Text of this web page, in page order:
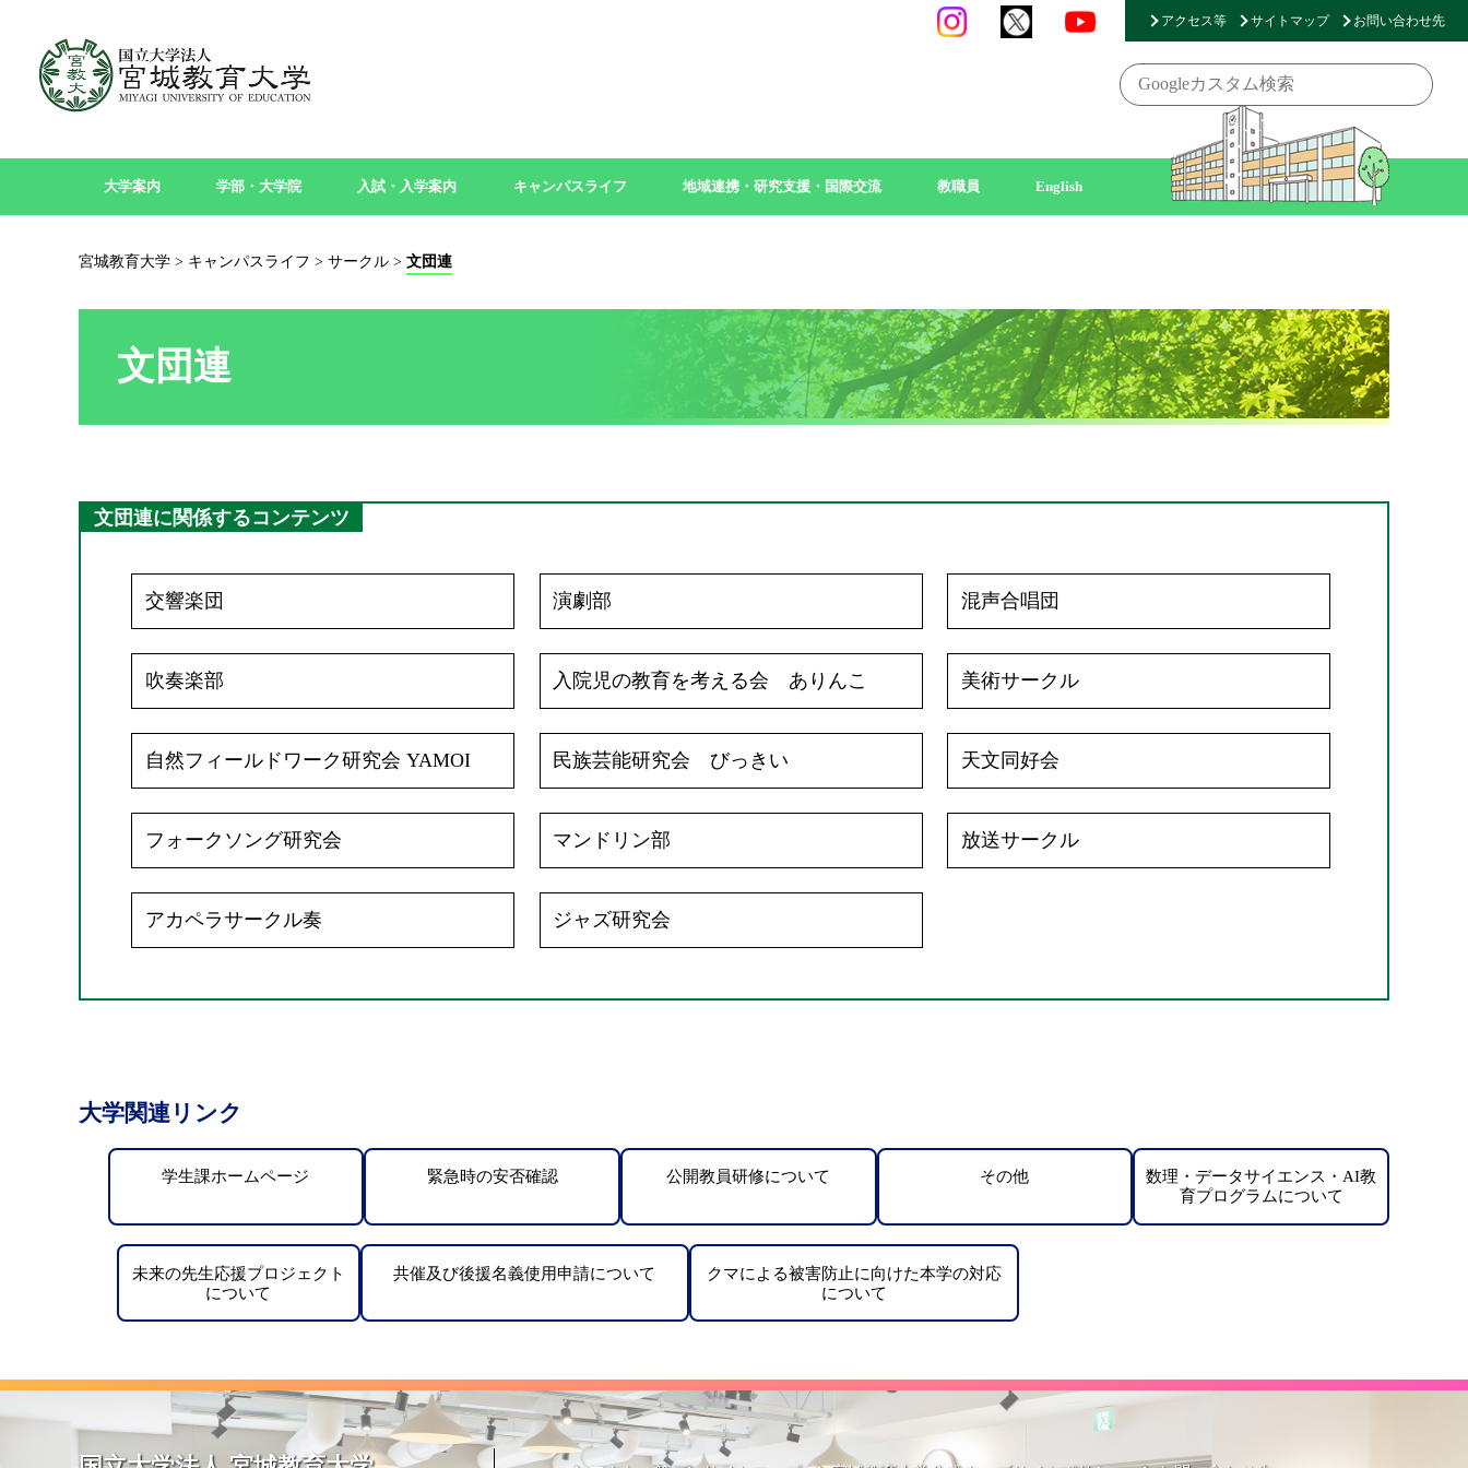
大学案内 学部・大学院 入試・入学案内 キャンパスライフ 地域連携・研究支援・国際交流 教職員 English
アクセス等 サイトマップ お問い合わせ先
宮城教育大学 > キャンパスライフ > サークル > 文団連
文団連
文団連に関係するコンテンツ
交響楽団 演劇部 混声合唱団
吹奏楽部 入院児の教育を考える会 ありんこ 美術サークル
自然フィールドワーク研究会 YAMOI 民族芸能研究会 びっきい 天文同好会
フォークソング研究会 マンドリン部 放送サークル
アカペラサークル奏 ジャズ研究会
大学関連リンク
学生課ホームページ 緊急時の安否確認 公開教員研修について その他
数理・データサイエンス・AI教
育プログラムについて
未来の先生応援プロジェクト
について
共催及び後援名義使用申請について
クマによる被害防止に向けた本学の対応
について